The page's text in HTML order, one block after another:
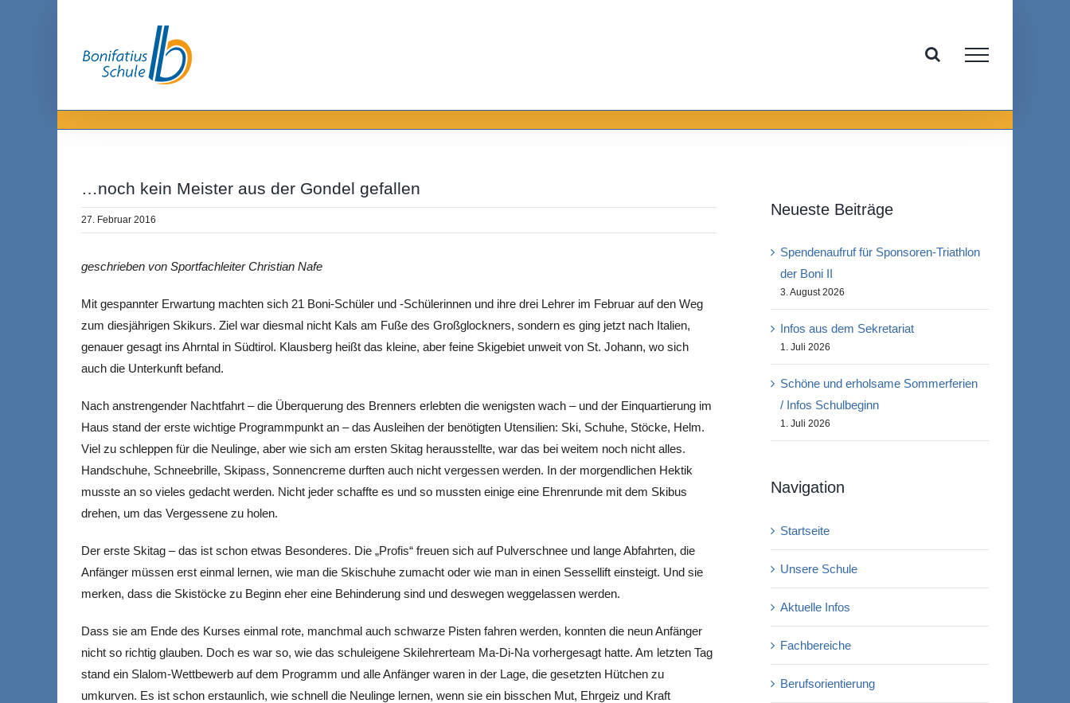
…noch kein Meister aus der Gondel gefallen
27. Februar 2016
geschrieben von Sportfachleiter Christian Nafe
Mit gespannter Erwartung machten sich 21 Boni-Schüler und -Schülerinnen und ihre drei Lehrer im Februar auf den Weg
zum diesjährigen Skikurs. Ziel war diesmal nicht Kals am Fuße des Großglockners, sondern es ging jetzt nach Italien,
genauer gesagt ins Ahrntal in Südtirol. Klausberg heißt das kleine, aber feine Skigebiet unweit von St. Johann, wo sich
auch die Unterkunft befand.
Nach anstrengender Nachtfahrt – die Überquerung des Brenners erlebten die wenigsten wach – und der Einquartierung im
Haus stand der erste wichtige Programmpunkt an – das Ausleihen der benötigten Utensilien: Ski, Schuhe, Stöcke, Helm.
Viel zu schleppen für die Neulinge, aber wie sich am ersten Skitag herausstellte, war das bei weitem noch nicht alles.
Handschuhe, Schneebrille, Skipass, Sonnencreme durften auch nicht vergessen werden. In der morgendlichen Hektik
musste an so vieles gedacht werden. Nicht jeder schaffte es und so mussten einige eine Ehrenrunde mit dem Skibus
drehen, um das Vergessene zu holen.
Der erste Skitag – das ist schon etwas Besonderes. Die „Profis“ freuen sich auf Pulverschnee und lange Abfahrten, die
Anfänger müssen erst einmal lernen, wie man die Skischuhe zumacht oder wie man in einen Sessellift einsteigt. Und sie
merken, dass die Skistöcke zu Beginn eher eine Behinderung sind und deswegen weggelassen werden.
Dass sie am Ende des Kurses einmal rote, manchmal auch schwarze Pisten fahren werden, konnten die neun Anfänger
nicht so richtig glauben. Doch es war so, wie das schuleigene Skilehrerteam Ma-Di-Na vorhergesagt hatte. Am letzten Tag
stand ein Slalom-Wettbewerb auf dem Programm und alle Anfänger waren in der Lage, die gesetzten Hütchen zu
umkurven. Es ist schon erstaunlich, wie schnell die Neulinge lernen, wenn sie ein bisschen Mut, Ehrgeiz und Kraft
Neueste Beiträge
Spendenaufruf für Sponsoren-Triathlon
der Boni II
3. August 2026
Infos aus dem Sekretariat
1. Juli 2026
Schöne und erholsame Sommerferien
/ Infos Schulbeginn
1. Juli 2026
Navigation
Startseite
Unsere Schule
Aktuelle Infos
Fachbereiche
Berufsorientierung